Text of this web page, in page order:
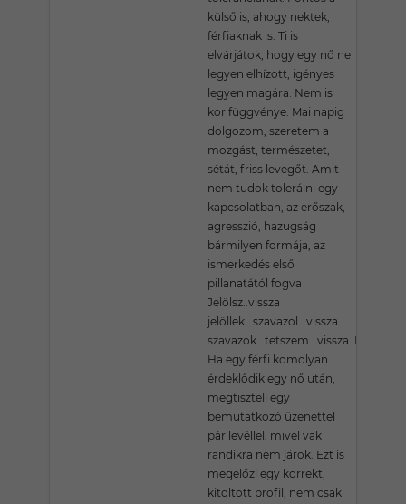
külső is, ahogy nektek,
férfiaknak is. Ti is
elvárjátok, hogy egy nő ne
legyen elhízott, igényes
legyen magára. Nem is
kor függvénye. Mai napig
dolgozom, szeretem a
mozgást, természetet,
sétát, friss levegőt. Amit
nem tudok tolerálni egy
kapcsolatban, az erőszak,
agresszió, hazugság
bármilyen formája, az
ismerkedés első
pillanatától fogva
Jelölsz..vissza
jelöllek...szavazol...vissza
szavazok...tetszem...vissza..Húúúú!!!
Ha egy férfi komolyan
érdeklődik egy nő után,
megtiszteli egy
bemutatkozó üzenettel
pár levéllel, mivel vak
randikra nem járok. Ezt is
megelőzi egy korrekt,
kitöltött profil, nem csak